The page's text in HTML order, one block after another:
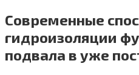
Современные
гидроизоляции
подвала в уже